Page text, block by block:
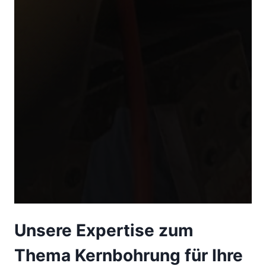
Unsere Expertise zum
Thema Kernbohrung für Ihre